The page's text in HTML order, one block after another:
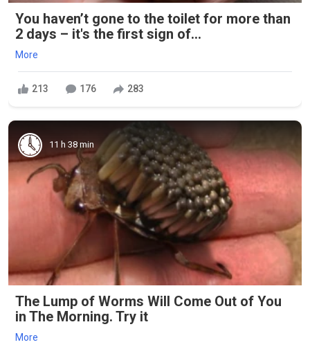
You haven’t gone to the toilet for more than
2 days – it's the first sign of...
More
213 176 283
11 h 38 min
The Lump of Worms Will Come Out of You
in The Morning. Try it
More